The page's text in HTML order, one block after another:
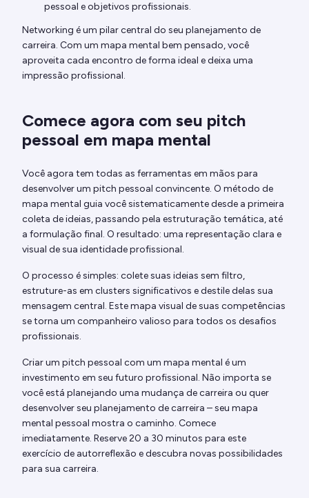
pessoal e objetivos profissionais.
Networking é um pilar central do seu planejamento de
carreira. Com um mapa mental bem pensado, você
aproveita cada encontro de forma ideal e deixa uma
impressão profissional.
Comece agora com seu pitch
pessoal em mapa mental
Você agora tem todas as ferramentas em mãos para
desenvolver um pitch pessoal convincente. O método de
mapa mental guia você sistematicamente desde a primeira
coleta de ideias, passando pela estruturação temática, até
a formulação final. O resultado: uma representação clara e
visual de sua identidade profissional.
O processo é simples: colete suas ideias sem filtro,
estruture-as em clusters significativos e destile delas sua
mensagem central. Este mapa visual de suas competências
se torna um companheiro valioso para todos os desafios
profissionais.
Criar um pitch pessoal com um mapa mental é um
investimento em seu futuro profissional. Não importa se
você está planejando uma mudança de carreira ou quer
desenvolver seu planejamento de carreira – seu mapa
mental pessoal mostra o caminho. Comece
imediatamente. Reserve 20 a 30 minutos para este
exercício de autorreflexão e descubra novas possibilidades
para sua carreira.